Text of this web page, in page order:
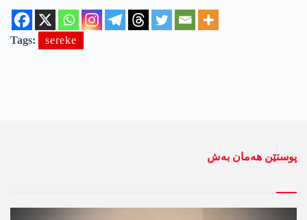
Tags: sereke
پوستێن ھەمان بەش